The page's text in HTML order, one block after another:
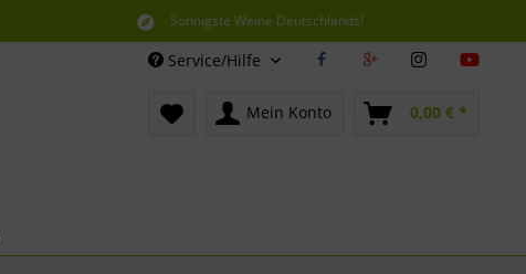
Sonnigste Weine Deutschlands!
Aus den südlichsten Spitzenlagen
Service/Hilfe
Mein Konto 0,00 € *